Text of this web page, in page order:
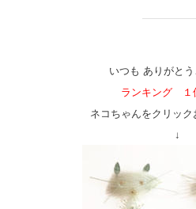
いつも ありがと
ランキング １
ネコちゃんをクリック
↓